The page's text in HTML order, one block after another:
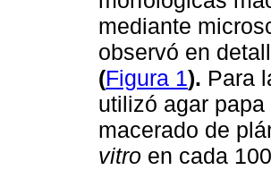
mediante
observó en
(Figura 1). Para
utilizó agar
macerado de
vitro en cada